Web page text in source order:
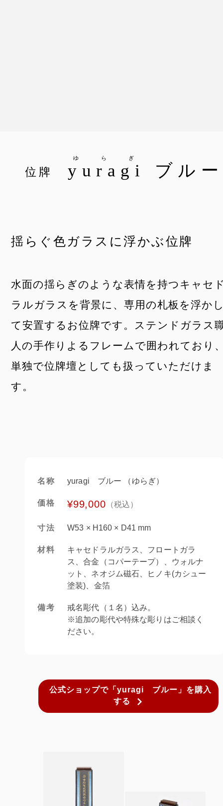
位牌 yuragi
ゆらぎ
ブル
揺らぐ色ガラスに浮かぶ位牌
水面の揺らぎのような表情を持つキャセ
ラルガラスを背景に、専用の札板を浮か
て安置するお位牌です。ステンドガラス
人の手作りよるフレームで囲われており
単独で位牌壇としても扱っていただけま
す。
名称 yuragi ブルー （ゆらぎ）
価格 ¥99,000 （税込）
寸法 W53 × H160 × D41 mm
材料
キャセドラルガラス、フロートガラ
ス、合金（コパーテープ）、ウォルナ
ット、ネオジム磁石、ヒノキ(カシュー
塗装)、金箔
備考
戒名彫代（１名）込み。
※追加の彫代や特殊な彫りはご相談く
ださい。
公式ショップで「yuragi ブルー」を購入
する